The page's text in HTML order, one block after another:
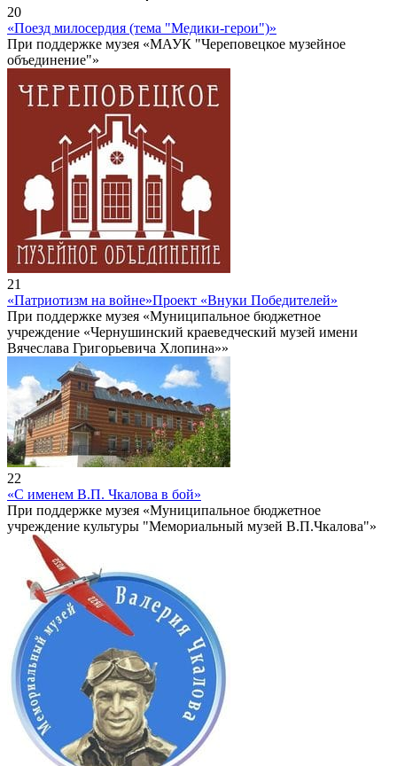
20
«Поезд милосердия (тема "Медики-герои")»
При поддержке музея «МАУК "Череповецкое музейное
объединение"»
21
«Патриотизм на войне»Проект «Внуки Победителей»
При поддержке музея «Муниципальное бюджетное
учреждение «Чернушинский краеведческий музей имени
Вячеслава Григорьевича Хлопина»»
22
«С именем В.П. Чкалова в бой»
При поддержке музея «Муниципальное бюджетное
учреждение культуры "Мемориальный музей В.П.Чкалова"»